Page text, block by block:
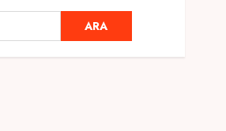
Ramazan Ayı 2025:
Manevi Atmosfer ve Özel
Hazırlıklar
ARA